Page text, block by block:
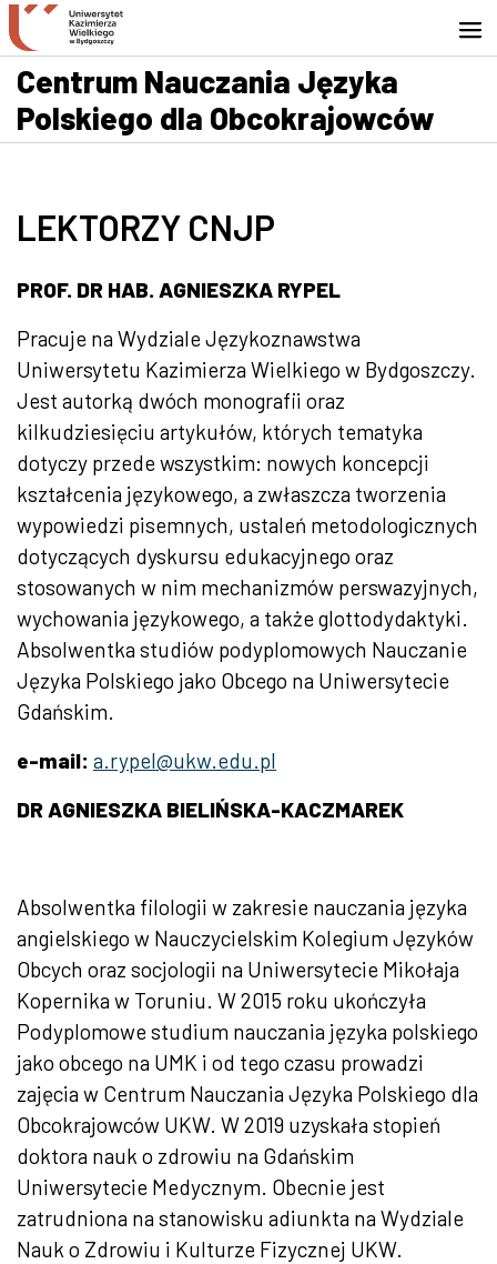
Przejdź do wyszukiwarki
Przejdź do treści
Przejdź do stopki - Kontakt
Centrum Nauczania Języka
Polskiego dla Obcokrajowców
LEKTORZY CNJP
PROF. DR HAB. AGNIESZKA RYPEL
Pracuje na Wydziale Językoznawstwa
Uniwersytetu Kazimierza Wielkiego w Bydgoszczy.
Jest autorką dwóch monografii oraz
kilkudziesięciu artykułów, których tematyka
dotyczy przede wszystkim: nowych koncepcji
kształcenia językowego, a zwłaszcza tworzenia
wypowiedzi pisemnych, ustaleń metodologicznych
dotyczących dyskursu edukacyjnego oraz
stosowanych w nim mechanizmów perswazyjnych,
wychowania językowego, a także glottodydaktyki.
Absolwentka studiów podyplomowych Nauczanie
Języka Polskiego jako Obcego na Uniwersytecie
Gdańskim.
e-mail: a.rypel@ukw.edu.pl
DR AGNIESZKA BIELIŃSKA-KACZMAREK
Absolwentka filologii w zakresie nauczania języka
angielskiego w Nauczycielskim Kolegium Języków
Obcych oraz socjologii na Uniwersytecie Mikołaja
Kopernika w Toruniu. W 2015 roku ukończyła
Podyplomowe studium nauczania języka polskiego
jako obcego na UMK i od tego czasu prowadzi
zajęcia w Centrum Nauczania Języka Polskiego dla
Obcokrajowców UKW. W 2019 uzyskała stopień
doktora nauk o zdrowiu na Gdańskim
Uniwersytecie Medycznym. Obecnie jest
zatrudniona na stanowisku adiunkta na Wydziale
Nauk o Zdrowiu i Kulturze Fizycznej UKW.